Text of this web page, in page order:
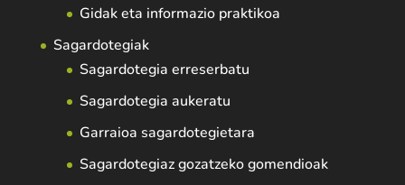
Gidak eta informazio praktikoa
Sagardotegiak
Sagardotegia erreserbatu
Sagardotegia aukeratu
Garraioa sagardotegietara
Sagardotegiaz gozatzeko gomendioak